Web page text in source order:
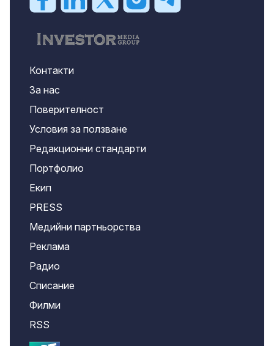
Контакти
За нас
Поверителност
Условия за ползване
Редакционни стандарти
Портфолио
Екип
PRESS
Медийни партньорства
Реклама
Радио
Списание
Филми
RSS